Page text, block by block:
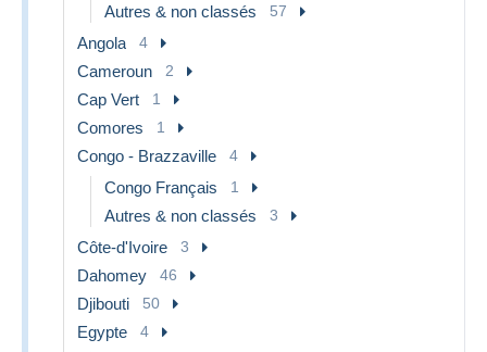
Autres & non classés 57
Angola 4
Cameroun 2
Cap Vert 1
Comores 1
Congo - Brazzaville 4
Congo Français 1
Autres & non classés 3
Côte-d'Ivoire 3
Dahomey 46
Djibouti 50
Egypte 4